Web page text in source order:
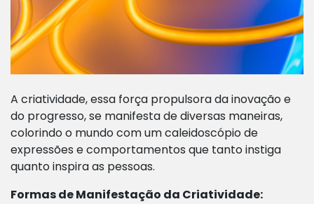
A criatividade, essa força propulsora da inovação e
do progresso, se manifesta de diversas maneiras,
colorindo o mundo com um caleidoscópio de
expressões e comportamentos que tanto instiga
quanto inspira as pessoas.
Formas de Manifestação da Criatividade: